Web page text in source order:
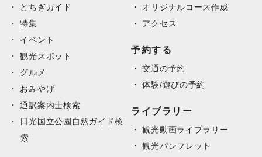
とちぎガイド
特集
イベント
観光スポット
グルメ
おみやげ
通訳案内士検索
日光国立公園自然ガイド検
索
オリジナルコース作成
アクセス
予約する
交通の予約
体験/遊びの予約
ライブラリー
観光動画ライブラリー
観光パンフレット